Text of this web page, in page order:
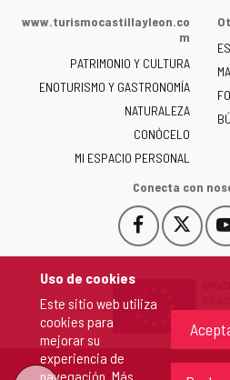
Uso de cookies
Este sitio web utiliza
cookies para
mejorar su
experiencia de
navegación. Más
la
de
Castilla
y
León
-
www.turismocastillayleon.co
m
PATRIMONIO Y CULTURA
ENOTURISMO Y GASTRONOMÍA
NATURALEZA
CONÓCELO
MI ESPACIO PERSONAL
Conecta con
Facebook
Este
enlace
en
nueva.
Este
enlace
una
ventana
nueva.